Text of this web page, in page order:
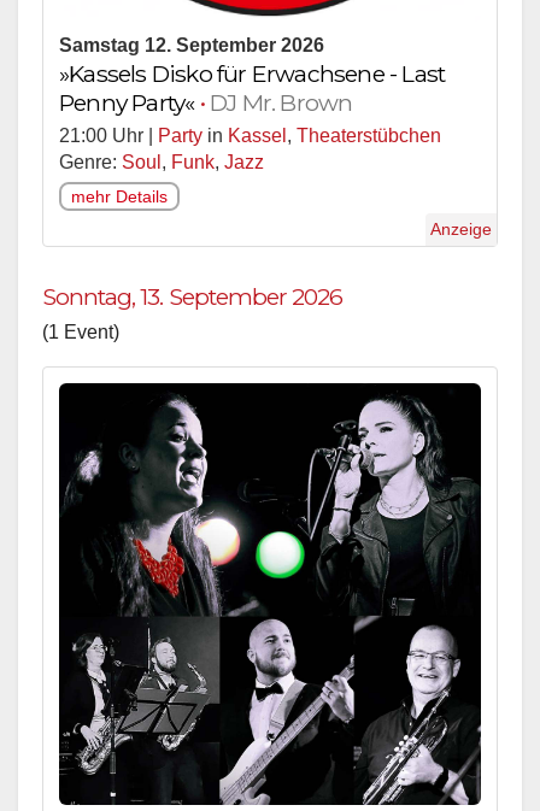
Samstag 12. September 2026
»Kassels Disko für Erwachsene - Last
Penny Party« • DJ Mr. Brown
21:00 Uhr | Party in Kassel , Theaterstübchen
Genre: Soul , Funk, Jazz
mehr Details
Anzeige
Sonntag, 13. September 2026
(1 Event)